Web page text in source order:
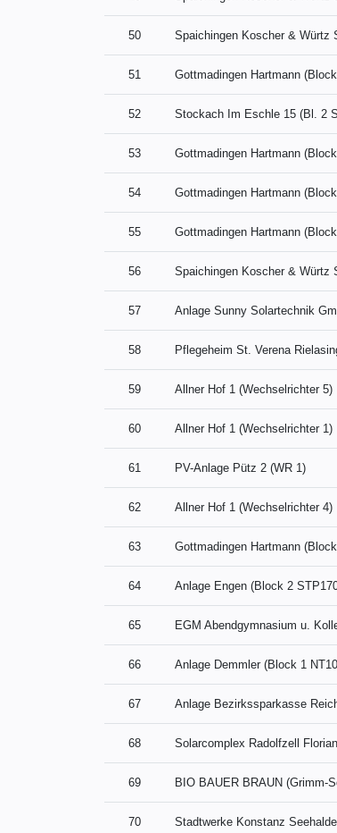
50 Spaichingen Koscher & Würtz
51 Gottmadingen Hartmann
52 Stockach Im Eschle 15 (Bl. 2
53 Gottmadingen Hartmann
54 Gottmadingen Hartmann
55 Gottmadingen Hartmann
56 Spaichingen Koscher & Würtz
57 Anlage Sunny Solartechnik
58 Pflegeheim St. Verena
59 Allner Hof 1 (Wechselrichter 5)
60 Allner Hof 1 (Wechselrichter 1)
61 PV-Anlage Pütz 2 (WR 1)
62 Allner Hof 1 (Wechselrichter 4)
63 Gottmadingen Hartmann
64 Anlage Engen (Block 2
65 EGM Abendgymnasium u.
66 Anlage Demmler (Block 1
67 Anlage Bezirkssparkasse
68 Solarcomplex Radolfzell
69 BIO BAUER BRAUN (Grimm-
70 Stadtwerke Konstanz